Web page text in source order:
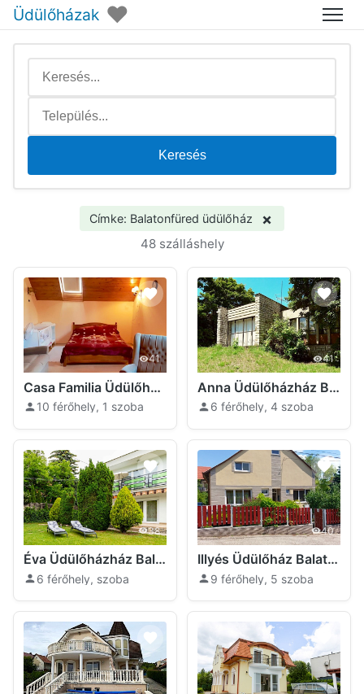
Üdülőházak ♥ Menü
Keresés
Címke: Balatonfüred üdülőház ×
48 szálláshely
41
Casa Familia Üdülőház Balatonfüred
10 férőhely, 1 szoba
41
Anna Üdülőházház Balatonfüred
6 férőhely, 4 szoba
38
Éva Üdülőházház Balatonfüred
6 férőhely, szoba
40
Illyés Üdülőház Balatonfüred
9 férőhely, 5 szoba